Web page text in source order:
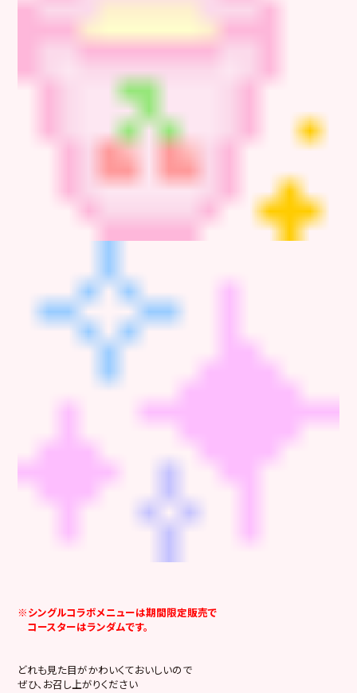
※シングルコラボメニューは期間限定販売で
コースターはランダムです。
どれも見た目がかわいくておいしいので
ぜひ、お召し上がりください